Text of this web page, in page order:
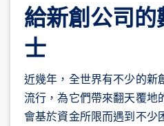
給新創公司
士
近幾年，全世界有不少的新
流行，為它們帶來翻天覆地
會基於資金所限而遇到不少